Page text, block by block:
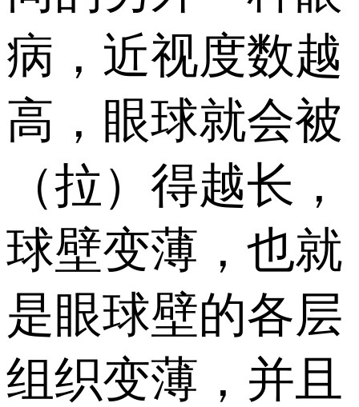
病，近视度数越
高，眼球就会被
（拉）得越长，
球壁变薄，也就
是眼球壁的各层
组织变薄，并且